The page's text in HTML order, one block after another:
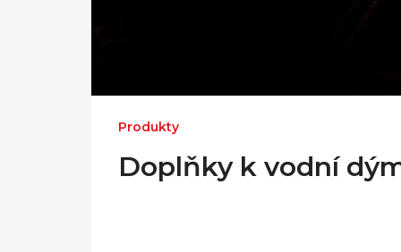
Produkty
Doplňky k vodní